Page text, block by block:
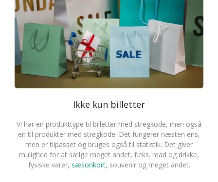
Ikke kun billetter
Vi har en produkttype til billetter med stregkode, men også
en til produkter med stregkode. Det fungerer næsten ens,
men er tilpasset og bruges også til statistik. Det giver
mulighed for at sælge meget andet, f.eks. mad og drikke,
fysiske varer, sæsonkort, souvenir og meget andet.